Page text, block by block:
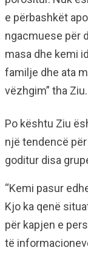
e përbashkët
ngacmuese për
masa dhe kemi
familje dhe ata
vëzhgim” tha Ziu.
Po kështu Ziu
një tendencë
goditur disa
“Kemi pasur
Kjo ka qenë
për kapjen e
të